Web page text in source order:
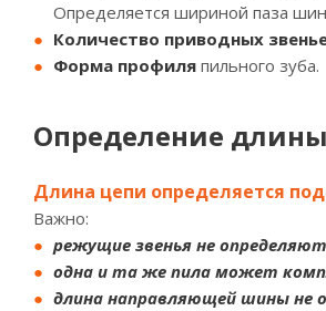
Определяется шириной паза
Количество приводных
Форма профиля пильного зуба.
Определение
Длина цепи определяется
Важно:
режущие звенья не
одна и та же пила может
длина направляющей шины не